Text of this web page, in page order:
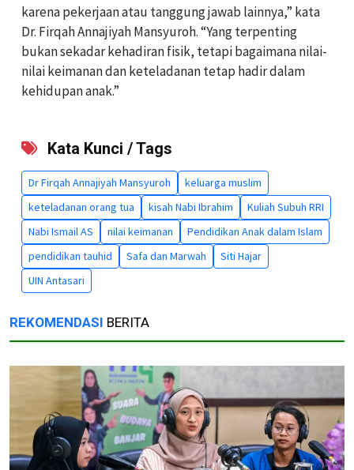
karena pekerjaan atau tanggung jawab lainnya,” kata
Dr. Firqah Annajiyah Mansyuroh. “Yang terpenting
bukan sekadar kehadiran fisik, tetapi bagaimana nilai-
nilai keimanan dan keteladanan tetap hadir dalam
kehidupan anak.”
Kata Kunci / Tags
Dr Firqah Annajiyah Mansyuroh
keluarga muslim
keteladanan orang tua
kisah Nabi Ibrahim
Kuliah Subuh RRI
Nabi Ismail AS
nilai keimanan
Pendidikan Anak dalam Islam
pendidikan tauhid
Safa dan Marwah
Siti Hajar
UIN Antasari
REKOMENDASI BERITA